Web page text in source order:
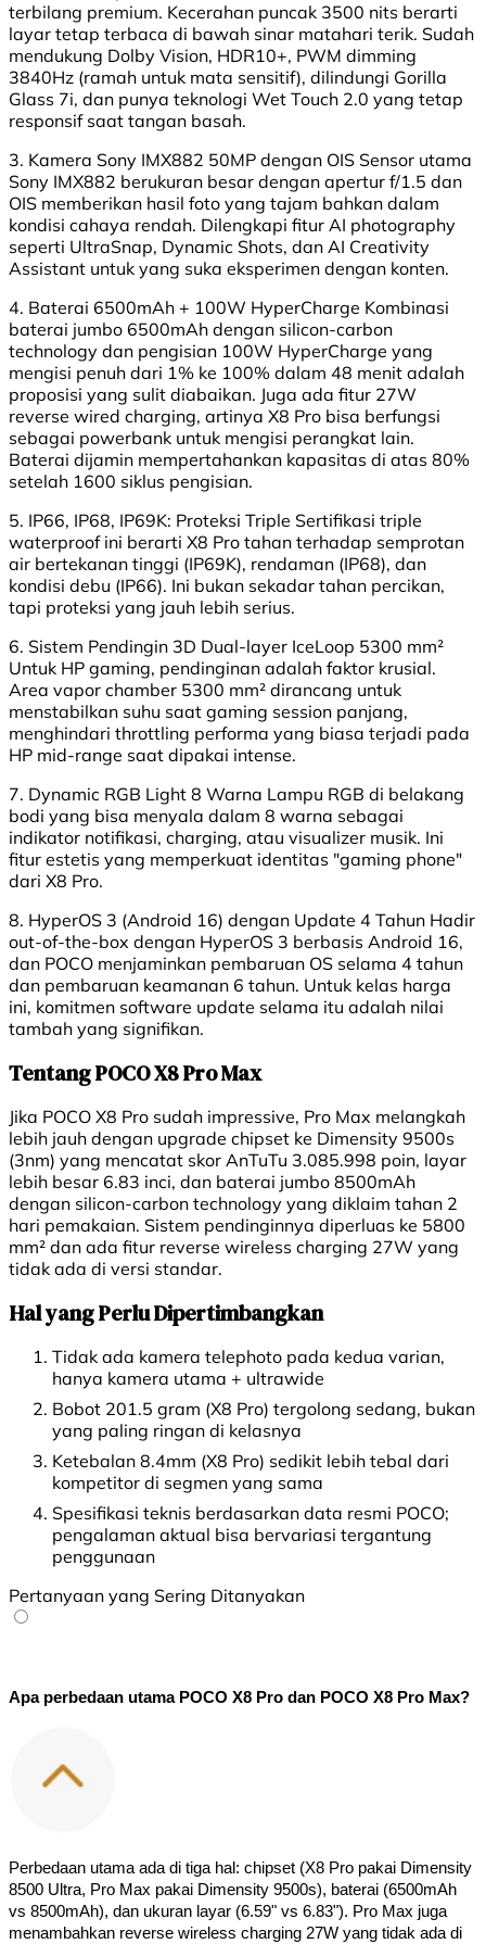
terbilang premium. Kecerahan puncak 3500 nits berarti
layar tetap terbaca di bawah sinar matahari terik. Sudah
mendukung Dolby Vision, HDR10+, PWM dimming
3840Hz (ramah untuk mata sensitif), dilindungi Gorilla
Glass 7i, dan punya teknologi Wet Touch 2.0 yang tetap
responsif saat tangan basah.
3. Kamera Sony IMX882 50MP dengan OIS Sensor utama
Sony IMX882 berukuran besar dengan apertur f/1.5 dan
OIS memberikan hasil foto yang tajam bahkan dalam
kondisi cahaya rendah. Dilengkapi fitur AI photography
seperti UltraSnap, Dynamic Shots, dan AI Creativity
Assistant untuk yang suka eksperimen dengan konten.
4. Baterai 6500mAh + 100W HyperCharge Kombinasi
baterai jumbo 6500mAh dengan silicon-carbon
technology dan pengisian 100W HyperCharge yang
mengisi penuh dari 1% ke 100% dalam 48 menit adalah
proposisi yang sulit diabaikan. Juga ada fitur 27W
reverse wired charging, artinya X8 Pro bisa berfungsi
sebagai powerbank untuk mengisi perangkat lain.
Baterai dijamin mempertahankan kapasitas di atas 80%
setelah 1600 siklus pengisian.
5. IP66, IP68, IP69K: Proteksi Triple Sertifikasi triple
waterproof ini berarti X8 Pro tahan terhadap semprotan
air bertekanan tinggi (IP69K), rendaman (IP68), dan
kondisi debu (IP66). Ini bukan sekadar tahan percikan,
tapi proteksi yang jauh lebih serius.
6. Sistem Pendingin 3D Dual-layer IceLoop 5300 mm²
Untuk HP gaming, pendinginan adalah faktor krusial.
Area vapor chamber 5300 mm² dirancang untuk
menstabilkan suhu saat gaming session panjang,
menghindari throttling performa yang biasa terjadi pada
HP mid-range saat dipakai intense.
7. Dynamic RGB Light 8 Warna Lampu RGB di belakang
bodi yang bisa menyala dalam 8 warna sebagai
indikator notifikasi, charging, atau visualizer musik. Ini
fitur estetis yang memperkuat identitas "gaming phone"
dari X8 Pro.
8. HyperOS 3 (Android 16) dengan Update 4 Tahun Hadir
out-of-the-box dengan HyperOS 3 berbasis Android 16,
dan POCO menjaminkan pembaruan OS selama 4 tahun
dan pembaruan keamanan 6 tahun. Untuk kelas harga
ini, komitmen software update selama itu adalah nilai
tambah yang signifikan.
Tentang POCO X8 Pro Max
Jika POCO X8 Pro sudah impressive, Pro Max melangkah
lebih jauh dengan upgrade chipset ke Dimensity 9500s
(3nm) yang mencatat skor AnTuTu 3.085.998 poin, layar
lebih besar 6.83 inci, dan baterai jumbo 8500mAh
dengan silicon-carbon technology yang diklaim tahan 2
hari pemakaian. Sistem pendinginnya diperluas ke 5800
mm² dan ada fitur reverse wireless charging 27W yang
tidak ada di versi standar.
Hal yang Perlu Dipertimbangkan
Tidak ada kamera telephoto pada kedua varian,
hanya kamera utama + ultrawide
Bobot 201.5 gram (X8 Pro) tergolong sedang, bukan
yang paling ringan di kelasnya
Ketebalan 8.4mm (X8 Pro) sedikit lebih tebal dari
kompetitor di segmen yang sama
Spesifikasi teknis berdasarkan data resmi POCO;
pengalaman aktual bisa bervariasi tergantung
penggunaan
Pertanyaan yang Sering Ditanyakan
Apa perbedaan utama POCO X8 Pro dan POCO X8 Pro Max?
Perbedaan utama ada di tiga hal: chipset (X8 Pro pakai Dimensity
8500 Ultra, Pro Max pakai Dimensity 9500s), baterai (6500mAh
vs 8500mAh), dan ukuran layar (6.59" vs 6.83"). Pro Max juga
menambahkan reverse wireless charging 27W yang tidak ada di